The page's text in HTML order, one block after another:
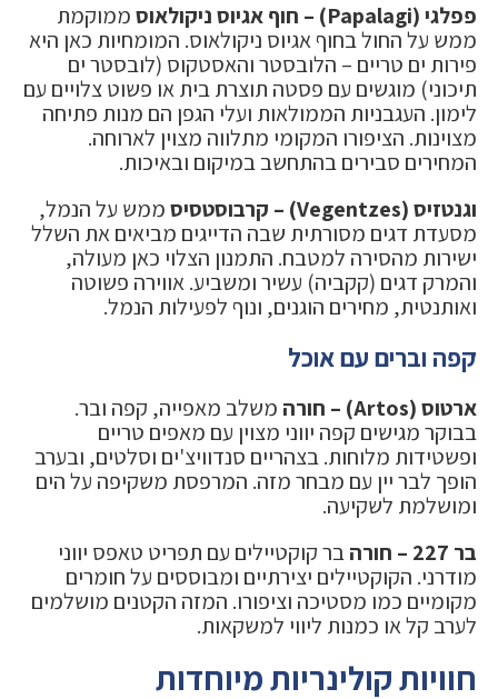
פפלגי (Papalagi) – חוף אגיוס ניקולאוס
ממוקמת
ממש על החול בחוף אגיוס ניקולאוס. המומחיות כאן היא
פירות ים טריים – הלובסטר והאסטקוס (לובסטר ים
תיכוני) מוגשים עם פסטה תוצרת בית או פשוט צלויים עם
לימון. העגבניות הממולאות ועלי הגפן הם מנות פתיחה
מצוינות. הציפורו המקומי מתלווה מצוין לארוחה.
המחירים סבירים בהתחשב במיקום ובאיכות.
וגנטזיס (Vegentzes) – קרבוסטסיס
ממש על הנמל,
מסעדת דגים מסורתית שבה הדייגים מביאים את השלל
ישירות מהסירה למטבח. התמנון הצלוי כאן מעולה,
והמרק דגים (קקביה) עשיר ומשביע. אווירה פשוטה
ואותנטית, מחירים הוגנים, ונוף לפעילות הנמל.
קפה וברים עם אוכל
ארטוס (Artos) – חורה
משלב מאפייה, קפה ובר.
בבוקר מגישים קפה יווני מצוין עם מאפים טריים
ופשטידות מלוחות. בצהריים סנדוויצ'ים וסלטים, ובערב
הופך לבר יין עם מבחר מזה. המרפסת משקיפה על הים
ומושלמת לשקיעה.
בר 227 – חורה
בר קוקטיילים עם תפריט טאפס יווני
מודרני. הקוקטיילים יצירתיים ומבוססים על חומרים
מקומיים כמו מסטיכה וציפורו. המזה הקטנים מושלמים
לערב קל או כמנות ליווי למשקאות.
חוויות קולינריות מיוחדות